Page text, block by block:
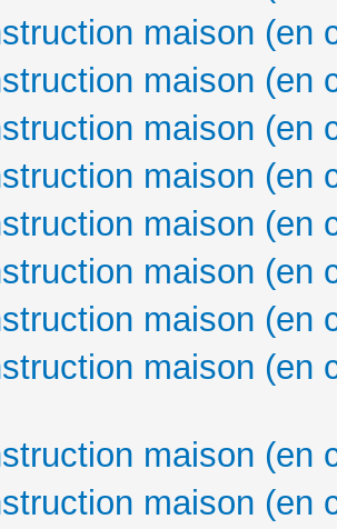
maison (en
maison (en
maison (en
maison (en
maison (en
maison (en
maison (en
maison (en
maison (en
maison (en